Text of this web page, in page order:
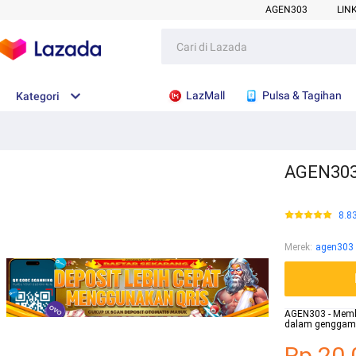
AGEN303
Kategori LazMall Pulsa & Tagihan
Merek: agen303
AGEN303 -
dalam